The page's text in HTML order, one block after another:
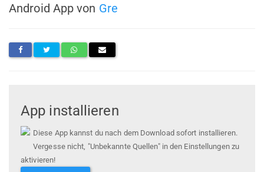
Android App von Gre
App installieren
Diese App kannst du nach dem Download sofort installieren.
Vergesse nicht, "Unbekannte Quellen" in den Einstellungen zu
aktivieren!